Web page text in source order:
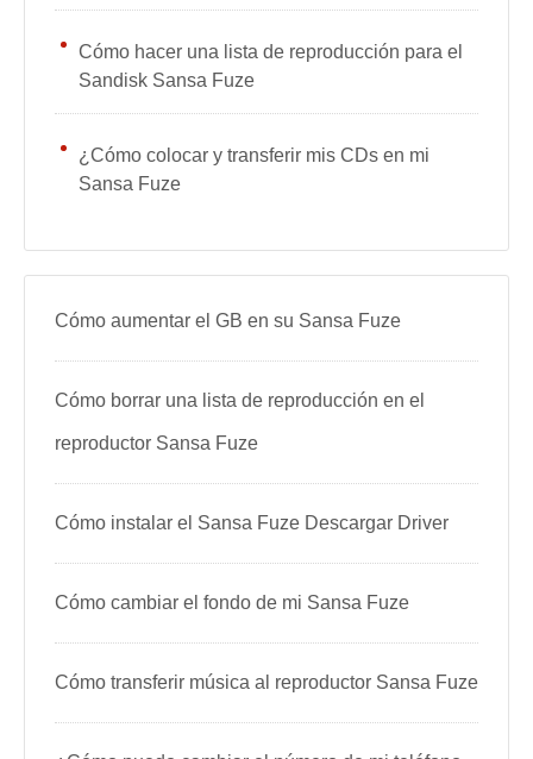
Cómo hacer una lista de reproducción para el
Sandisk Sansa Fuze
¿Cómo colocar y transferir mis CDs en mi
Sansa Fuze
Cómo aumentar el GB en su Sansa Fuze
Cómo borrar una lista de reproducción en el
reproductor Sansa Fuze
Cómo instalar el Sansa Fuze Descargar Driver
Cómo cambiar el fondo de mi Sansa Fuze
Cómo transferir música al reproductor Sansa Fuze